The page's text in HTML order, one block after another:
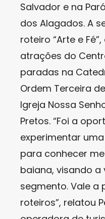
Salvador e na
dos Alagados. A
roteiro “Arte e
atrações do
paradas na
Ordem Terceira
Igreja Nossa
Pretos. “Foi a
experimentar
para conhecer
baiana, visando
segmento. Vale a
roteiros”, relatou